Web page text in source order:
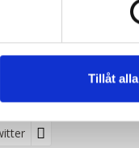
Tillåt alla